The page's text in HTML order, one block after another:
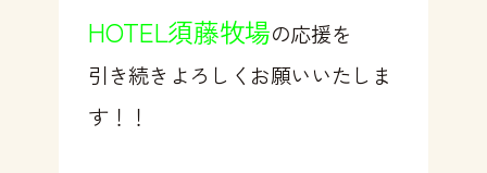
HOTEL須藤牧場の応援を
引き続きよろしくお願いいたしま
す！！